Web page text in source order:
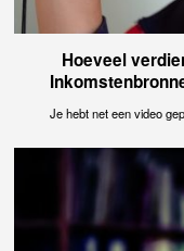
Hoeveel
Je hebt net een video